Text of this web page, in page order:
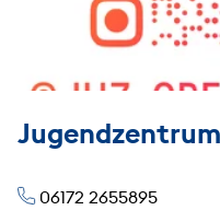
06172 2655895